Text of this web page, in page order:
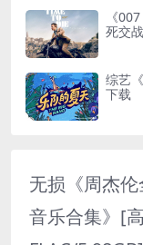
《
死交
综艺
下载
无损《周杰
音乐合集》[